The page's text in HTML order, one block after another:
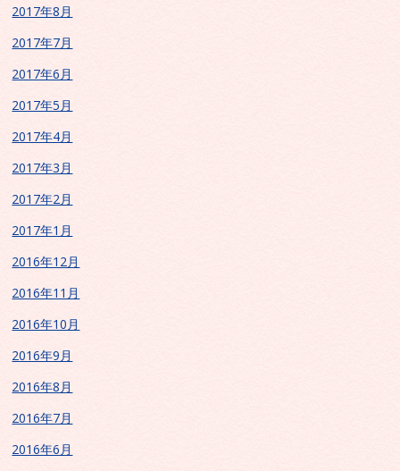
2017年8月
2017年7月
2017年6月
2017年5月
2017年4月
2017年3月
2017年2月
2017年1月
2016年12月
2016年11月
2016年10月
2016年9月
2016年8月
2016年7月
2016年6月